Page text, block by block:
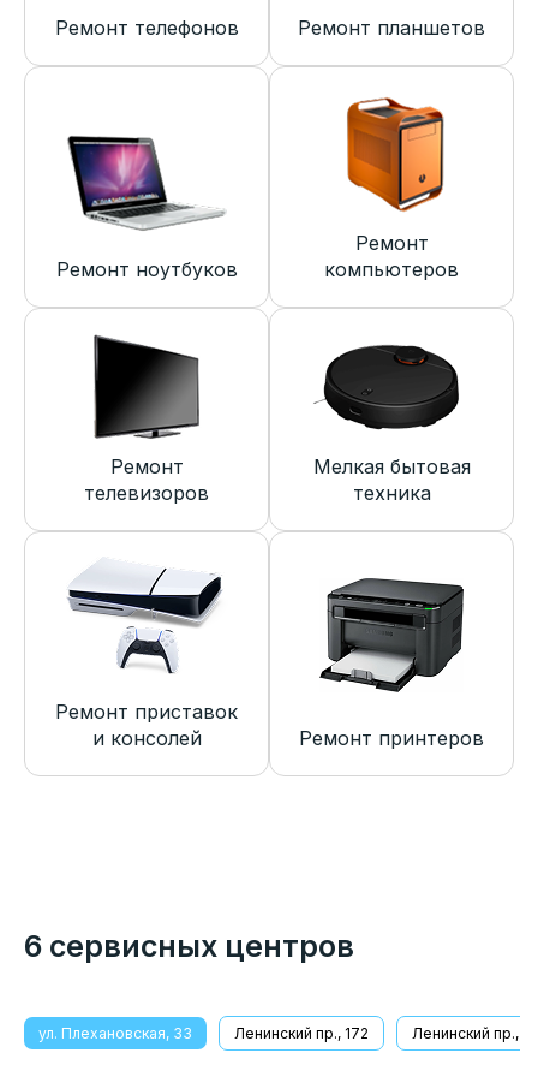
Ремонт телефонов Ремонт планшетов
Ремонт ноутбуков
Ремонт
компьютеров
Ремонт
телевизоров
Мелкая бытовая
техника
Ремонт приставок
и консолей
Ремонт принтеров
6 сервисных центров
ул. Плехановская, 33 Ленинский пр., 172 Ленинский пр., 8/